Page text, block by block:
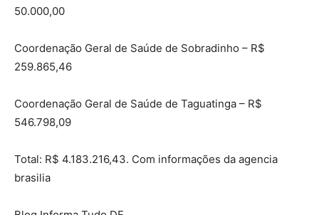
50.000,00
Coordenação Geral de Saúde de Sobradinho – R$
259.865,46
Coordenação Geral de Saúde de Taguatinga – R$
546.798,09
Total: R$ 4.183.216,43. Com informações da agencia
brasilia